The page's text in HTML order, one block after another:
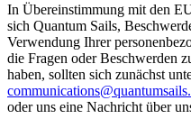
In Übereinstimmung mit den
sich Quantum Sails,
Verwendung Ihrer
die Fragen oder Beschwerden
haben, sollten sich zunächst
oder uns eine Nachricht über